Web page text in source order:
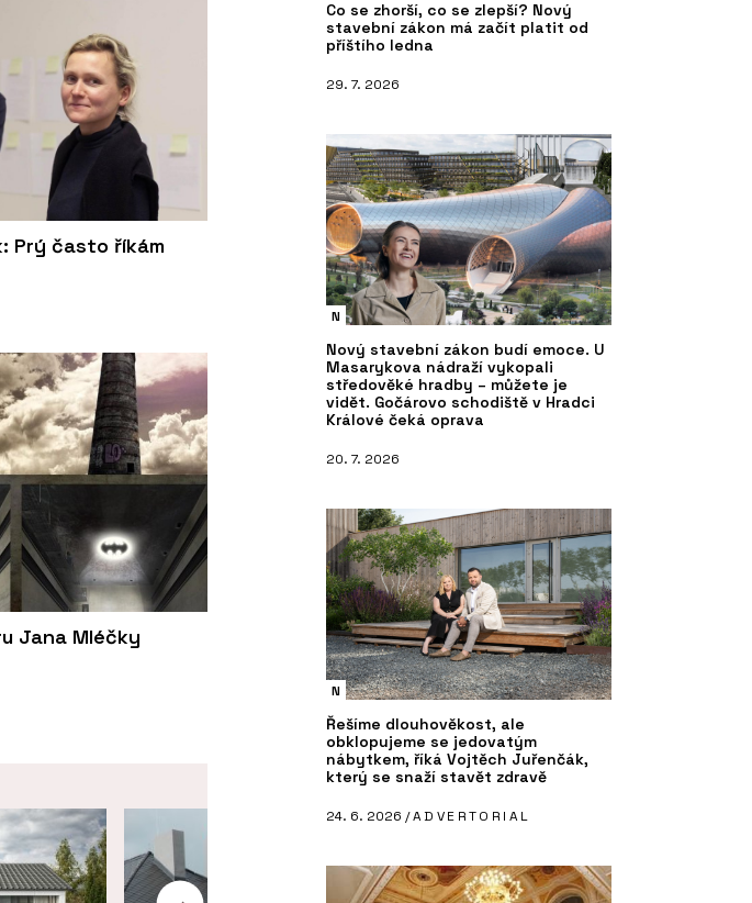
Prý často říkám
Jana Mléčky
Co se zhorší, co se zlepší? Nový
stavební zákon má začít platit od
příštího ledna
29. 7. 2026
N
Nový stavební zákon budí emoce. U
Masarykova nádraží vykopali
středověké hradby – můžete je
vidět. Gočárovo schodiště v Hradci
Králové čeká oprava
20. 7. 2026
N
Řešíme dlouhověkost, ale
obklopujeme se jedovatým
nábytkem, říká Vojtěch Juřenčák,
který se snaží stavět zdravě
24. 6. 2026 /ADVERTORIAL